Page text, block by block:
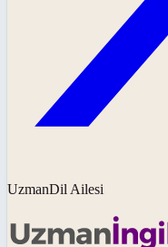
UzmanDil Ailesi